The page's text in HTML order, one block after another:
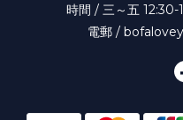
時間 / 三～五
電郵 /